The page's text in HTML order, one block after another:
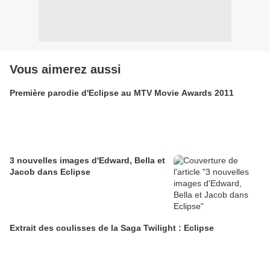
Vous aimerez aussi
Première parodie d'Eclipse au MTV Movie Awards 2011
3 nouvelles images d'Edward, Bella et
Jacob dans Eclipse
Extrait des coulisses de la Saga Twilight : Eclipse